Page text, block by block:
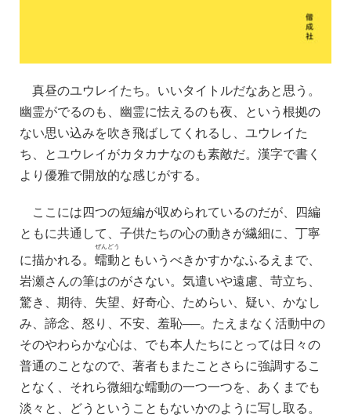
真昼のユウレイたち。いいタイトルだなあと思う。
幽霊がでるのも、幽霊に怯えるのも夜、という根拠の
ない思い込みを吹き飛ばしてくれるし、ユウレイた
ち、とユウレイがカタカナなのも素敵だ。漢字で書く
より優雅で開放的な感じがする。
ここには四つの短編が収められているのだが、四編
ともに共通して、子供たちの心の動きが繊細に、丁寧
に描かれる。 蠕
ぜん
動
どう
ともいうべきかすかなふるえまで、
岩瀬さんの筆はのがさない。気遣いや遠慮、苛立ち、
驚き、期待、失望、好奇心、ためらい、疑い、かなし
み、諦念、怒り、不安、羞恥──。たえまなく活動中の
そのやわらかな心は、でも本人たちにとっては日々の
普通のことなので、著者もまたことさらに強調するこ
となく、それら微細な蠕動の一つ一つを、あくまでも
淡々と、どうということもないかのように写し取る。